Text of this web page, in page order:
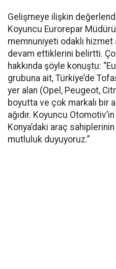
Gelişmeye ilişkin
Koyuncu Eurorepar
memnuniyeti odaklı hizmet
devam ettiklerini belirtti.
hakkında şöyle konuştu:
grubuna ait, Türkiye’de
yer alan (Opel, Peugeot,
boyutta ve çok markalı bir
ağıdır. Koyuncu
Konya’daki araç
mutluluk duyuyoruz.”